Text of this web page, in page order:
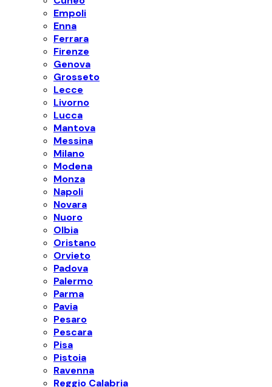
Empoli
Enna
Ferrara
Firenze
Genova
Grosseto
Lecce
Livorno
Lucca
Mantova
Messina
Milano
Modena
Monza
Napoli
Novara
Nuoro
Olbia
Oristano
Orvieto
Padova
Palermo
Parma
Pavia
Pesaro
Pescara
Pisa
Pistoia
Ravenna
Reggio Calabria